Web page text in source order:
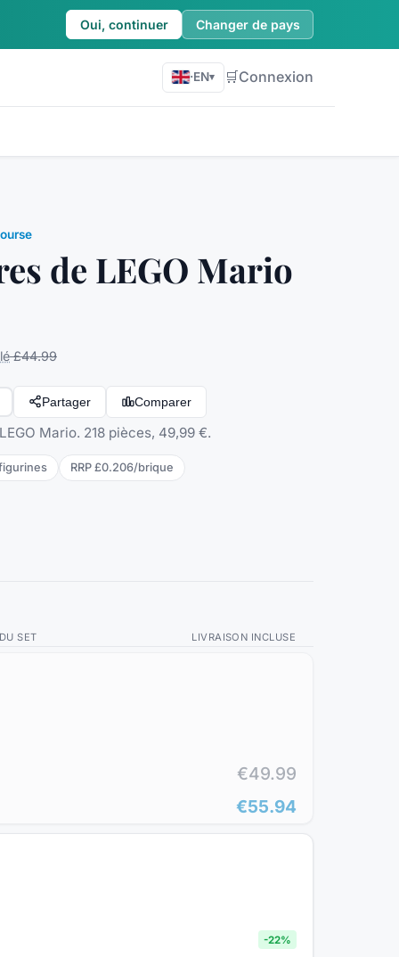
Oui, continuer Changer de pays
·EN▾ 🛒Connexion
de LEGO Mario
£44.99
Partager Comparer
Mario. 218 pièces, 49,99 €.
s RRP £0.206/brique
SET LIVRAISON INCLUSE
€49.99
€55.94
-22%